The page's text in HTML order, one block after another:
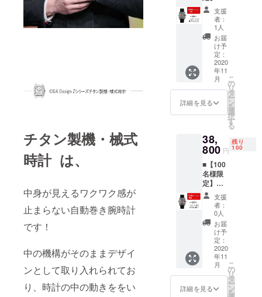
チタン製機・械式
時計 は、
中身が見えるワクワク感が
止まらない自動巻き腕時計
です！
中の機構がそのままデザイ
ンとして取り入れられてお
り、時計の中の動きををい
ザインを作
りたいと考
えていま
精一杯もっ
と良い製品
を提供する
ことを頑張
耐汗性
バンプ
デザイ
ンにも
こだ
わって
いま
す。 よ
り多く
の人が
快適に
16穴で
このモ
デルの
長さを
7％増や
しまし
た。 ス
トラッ
プ全体
の長さ
24.2cm
から
26cmに
伸びて
す。 新
チ式ス
プリン
グバー
より便
利なス
トラッ
プの取
り付け
と取り
外しの
ための
ロック
タイト
スプリ
ング
バーで
す。 ワ
ンタッ
チで簡
単にベ
ルト替
えが可
能で
す。 長
さ調整
できま
す。 素
材：304
Early
Bird 先
着50名
様限定
の特別
価格 一
般販売
予定価
69,800
円より
47％オ
フ
ケージ
内容】
・CIGA
Design
機械式
腕時計
x1 ・牛
皮のバ
ンド x1
・シリ
コン製
のバン
ド x1
【シリ
コン製
のバン
ドカ
支援
者：
1人
お届
け予
定：
2020
年11
月
詳細を見る
こ
の
リ
タ
ー
ン
を
選
択
す
る
38,
800 円
残り
100
■【100
名様限
定】
Early
Bird 先
着100名
様限定
の特別
価格 一
般販売
予定価
69,800
円より
支援
者：
0人
お届
け予
定：
2020
年11
月
詳細を見る
こ
の
リ
タ
ー
ン
を